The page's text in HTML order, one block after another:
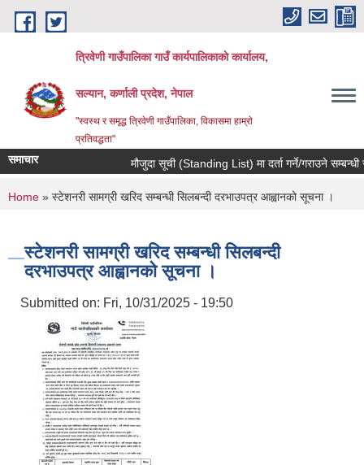
Skip to main content
त्रिवेणी गाउँपालिका गाउँ कार्यपालिकाकाे कार्यालय,
सल्यान, कर्णाली प्रदेश, नेपाल
"स्वस्थ र समृद्ध त्रिवेणी गाउँपालिका, विकासमा हाम्राे
प्रतिवद्धता"
समाचार मौजुदा सूची (Standing List) मा दर्ता गर्ने/गराउने सम्बन्धी
You are here
Home » स्टेशनरी सामग्री खरिद सम्बन्धी सिलबन्दी दरभाउपत्र आह्वानको सूचना ।
स्टेशनरी सामग्री खरिद सम्बन्धी सिलबन्दी
दरभाउपत्र आह्वानको सूचना ।
Submitted on: Fri, 10/31/2025 - 19:50